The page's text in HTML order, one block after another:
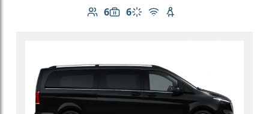
6
Anzahl der Passagiere: 6
6
Gepäckkapazität: 6
Klimaanlage
Kostenloses WLAN
Kindersitz verfügbar